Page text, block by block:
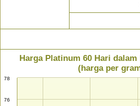
Harga Platinum 60 Hari
(harga per
76
78